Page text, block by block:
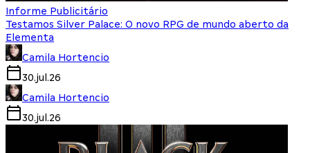
Informe Publicitário
Testamos Silver Palace: O novo RPG de mundo aberto da
Elementa
Camila Hortencio
30.jul.26
Camila Hortencio
30.jul.26